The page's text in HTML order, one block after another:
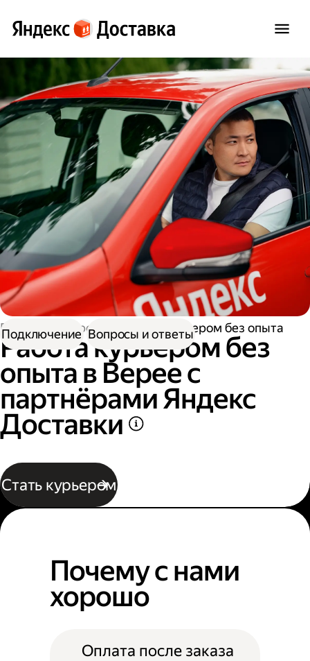
Работа курьером Работа курьером без опыта
Работа курьером без
опыта в Верее с
партнёрами Яндекс
Доставки
Стать курьером
Подключение Вопросы и ответы
Почему с нами
хорошо
Оплата после заказа